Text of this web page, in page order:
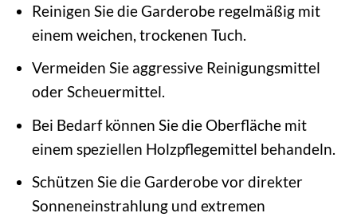
Reinigen Sie die Garderobe regelmäßig mit
einem weichen, trockenen Tuch.
Vermeiden Sie aggressive Reinigungsmittel
oder Scheuermittel.
Bei Bedarf können Sie die Oberfläche mit
einem speziellen Holzpflegemittel behandeln.
Schützen Sie die Garderobe vor direkter
Sonneneinstrahlung und extremen